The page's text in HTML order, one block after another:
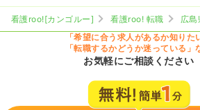
看護roo![カンゴルー] 看護roo! 転職 広島
「希望に合う求人があるか知りた
「転職するかどうか迷っている」
お気軽にご相談ください